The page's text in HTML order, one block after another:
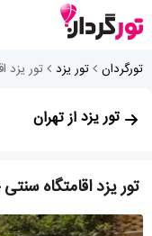
تورگردان تور یزد تور یزد
تور یزداز تهران
تور یزد اقامتگاه